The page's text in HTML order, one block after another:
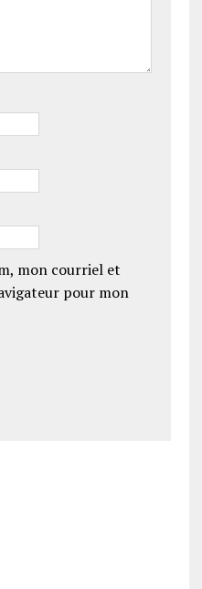
mon courriel et
pour mon